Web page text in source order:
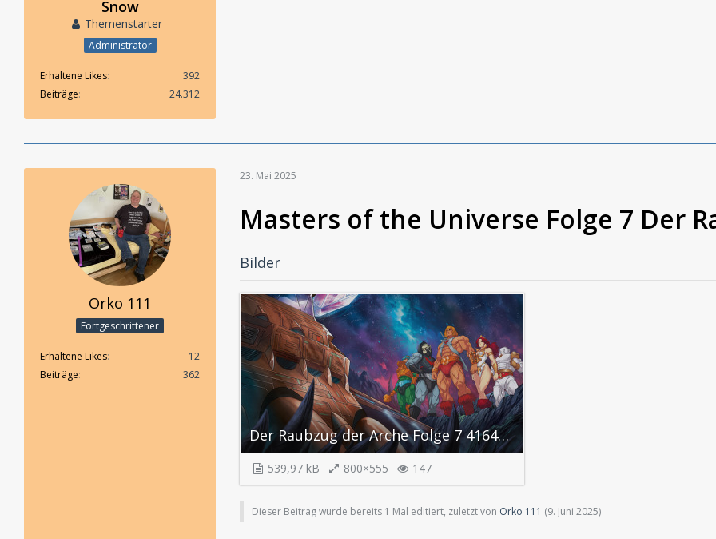
Snow
Themenstarter
Administrator
Erhaltene Likes
392
Beiträge
24.312
Orko 111
Fortgeschrittener
Erhaltene Likes
12
Beiträge
362
23. Mai 2025
Masters of the Universe Folge 7 Der
Bilder
Der Raubzug der Arche Folge 7 416431.jpg
539,97 kB 800×555 147
Dieser Beitrag wurde bereits 1 Mal editiert, zuletzt von Orko 111 (9. Juni 2025)